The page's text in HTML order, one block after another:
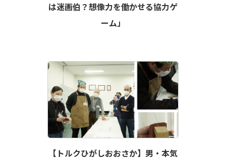
は迷画伯？想像力を働かせる協力ゲ
ーム」
【トルクひがしおおさか】男・本気